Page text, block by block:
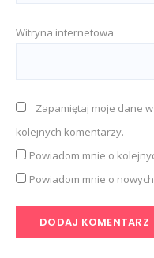
Witryna internetowa
Zapamiętaj moje dane
kolejnych komentarzy.
Powiadom mnie o
Powiadom mnie o